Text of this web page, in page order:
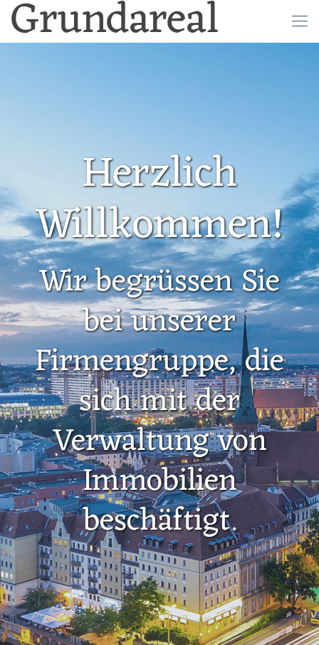
Grundareal
Herzlich
Willkommen!
Wir begrüssen Sie
bei unserer
Firmengruppe, die
sich mit der
Verwaltung von
Immobilien
beschäftigt.